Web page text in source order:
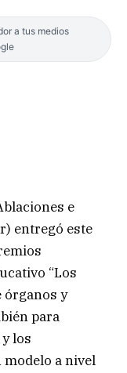
a tus medios
e
entregó este
“Los
órganos y
para
los
a nivel